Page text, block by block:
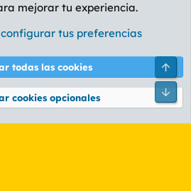
AMARILLO
reglas Política de privacidad Ayuda
® © 2010-2026 XenForo Ltd.
mejorar tu experiencia.
tus preferencias
todas las cookies
cookies opcionales
Pie